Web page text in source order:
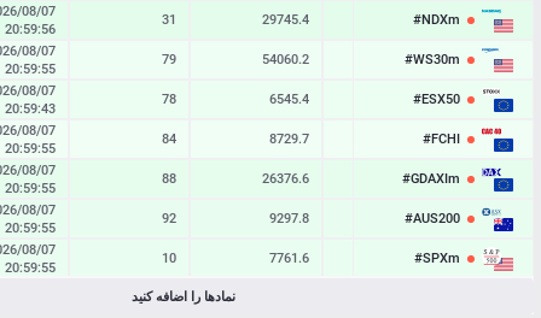
#NDXm
29742.3
29745.4
31
08/07
20:59:56
#WS30m
54052.3
54060.2
79
08/07
20:59:55
#ESX50
6537.6
6545.4
78
08/07
20:59:43
#FCHI
8721.3
8729.7
84
08/07
20:59:55
#GDAXIm
26367.8
26376.6
88
08/07
20:59:55
#AUS200
9288.6
9297.8
92
08/07
20:59:55
#SPXm
7760.6
7761.6
10
08/07
20:59:55
65
نمادها را اضافه کنید